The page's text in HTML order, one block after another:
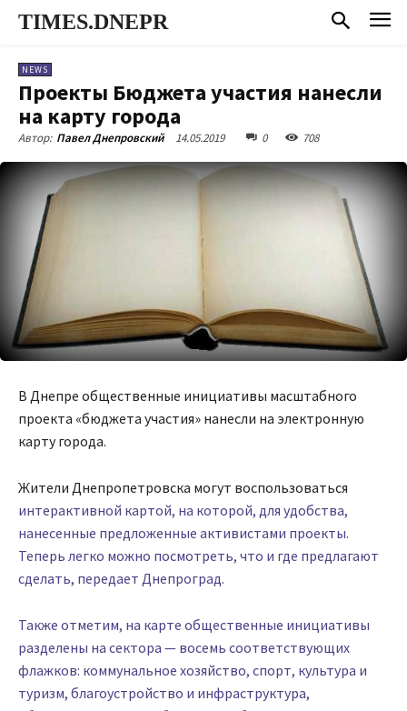
TIMES.DNEPR
NEWS
Проекты Бюджета участия нанесли
на карту города
Автор: Павел Днепровский 14.05.2019 0 708
В Днепре общественные инициативы масштабного
проекта «бюджета участия» нанесли на электронную
карту города.
Жители Днепропетровска могут воспользоваться
интерактивной картой, на которой, для удобства,
нанесенные предложенные активистами проекты.
Теперь легко можно посмотреть, что и где предлагают
сделать, передает Днепроград.
Также отметим, на карте общественные инициативы
разделены на сектора — восемь соответствующих
флажков: коммунальное хозяйство, спорт, культура и
туризм, благоустройство и инфраструктура,